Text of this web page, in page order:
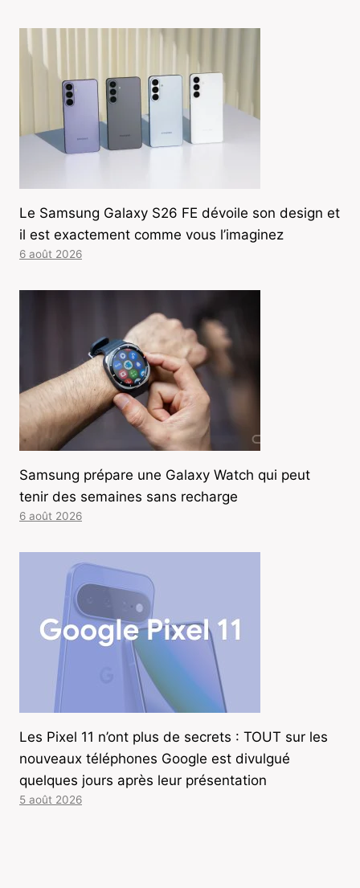
Le Samsung Galaxy S26 FE dévoile son design et
il est exactement comme vous l’imaginez
6 août 2026
Samsung prépare une Galaxy Watch qui peut
tenir des semaines sans recharge
6 août 2026
Les Pixel 11 n’ont plus de secrets : TOUT sur les
nouveaux téléphones Google est divulgué
quelques jours après leur présentation
5 août 2026